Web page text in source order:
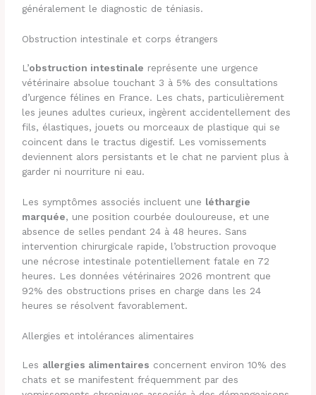
généralement le diagnostic de téniasis.
Obstruction intestinale et corps étrangers
L’obstruction intestinale représente une urgence
vétérinaire absolue touchant 3 à 5% des consultations
d’urgence félines en France. Les chats, particulièrement
les jeunes adultes curieux, ingèrent accidentellement des
fils, élastiques, jouets ou morceaux de plastique qui se
coincent dans le tractus digestif. Les vomissements
deviennent alors persistants et le chat ne parvient plus à
garder ni nourriture ni eau.
Les symptômes associés incluent une léthargie
marquée, une position courbée douloureuse, et une
absence de selles pendant 24 à 48 heures. Sans
intervention chirurgicale rapide, l’obstruction provoque
une nécrose intestinale potentiellement fatale en 72
heures. Les données vétérinaires 2026 montrent que
92% des obstructions prises en charge dans les 24
heures se résolvent favorablement.
Allergies et intolérances alimentaires
Les allergies alimentaires concernent environ 10% des
chats et se manifestent fréquemment par des